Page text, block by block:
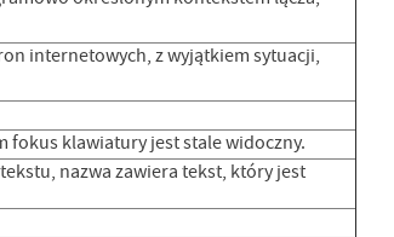
internetowych, z wyjątkiem sytuacji,
fokus klawiatury jest stale widoczny.
nazwa zawiera tekst, który jest